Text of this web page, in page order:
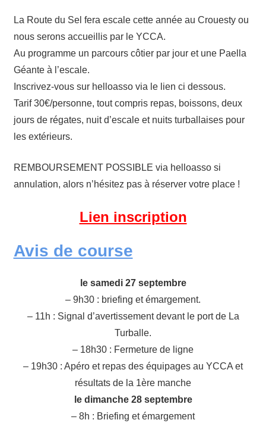
La Route du Sel fera escale cette année au Crouesty ou
nous serons accueillis par le YCCA.
Au programme un parcours côtier par jour et une Paella
Géante à l’escale.
Inscrivez-vous sur helloasso via le lien ci dessous.
Tarif 30€/personne, tout compris repas, boissons, deux
jours de régates, nuit d’escale et nuits turballaises pour
les extérieurs.
REMBOURSEMENT POSSIBLE via helloasso si
annulation, alors n’hésitez pas à réserver votre place !
Lien inscription
Avis de course
le samedi 27 septembre
– 9h30 : briefing et émargement.
– 11h : Signal d’avertissement devant le port de La
Turballe.
– 18h30 : Fermeture de ligne
– 19h30 : Apéro et repas des équipages au YCCA et
résultats de la 1ère manche
le dimanche 28 septembre
– 8h : Briefing et émargement